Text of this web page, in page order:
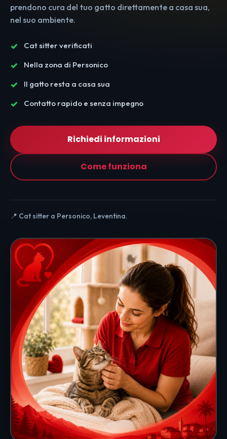
prendono cura del tuo gatto direttamente a casa sua,
nel suo ambiente.
Cat sitter verificati
Nella zona di Personico
Il gatto resta a casa sua
Contatto rapido e senza impegno
Richiedi informazioni
Come funziona
📍 Cat sitter a Personico, Leventina.